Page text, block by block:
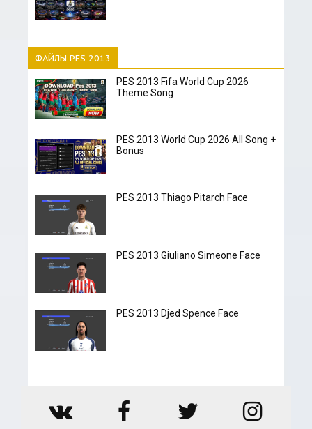
ФАЙЛЫ PES 2013
PES 2013 Fifa World Cup 2026
Theme Song
PES 2013 World Cup 2026 All Song +
Bonus
PES 2013 Thiago Pitarch Face
PES 2013 Giuliano Simeone Face
PES 2013 Djed Spence Face